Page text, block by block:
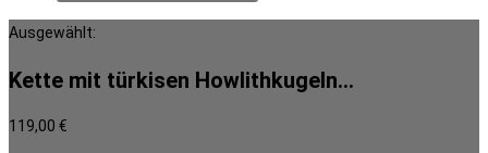
Ausgewählt:
Kette mit türkisen Howlithkugeln…
119,00 €